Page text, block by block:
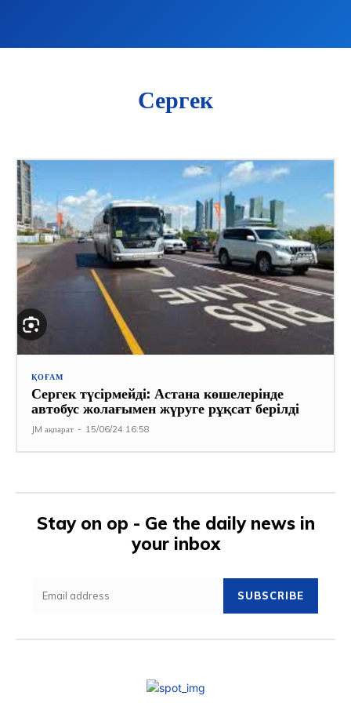
Сергек
ҚОҒАМ
Сергек түсірмейді: Астана көшелерінде
автобус жолағымен жүруге рұқсат берілді
JM ақпарат - 15/06/24 16:58
Stay on op - Ge the daily news in
your inbox
SUBSCRIBE